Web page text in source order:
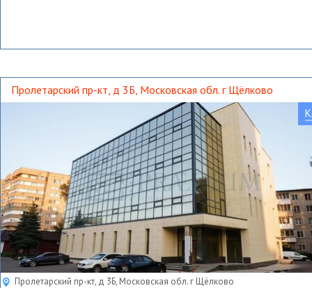
Пролетарский пр-кт, д 3Б, Московская обл. г Щёлково
Пролетарский пр-кт, д 3Б, Московская обл. г Щёлково